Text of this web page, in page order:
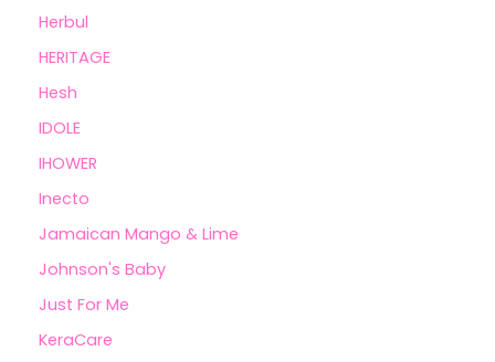
Herbul
HERITAGE
Hesh
IDOLE
IHOWER
Inecto
Jamaican Mango & Lime
Johnson's Baby
Just For Me
KeraCare